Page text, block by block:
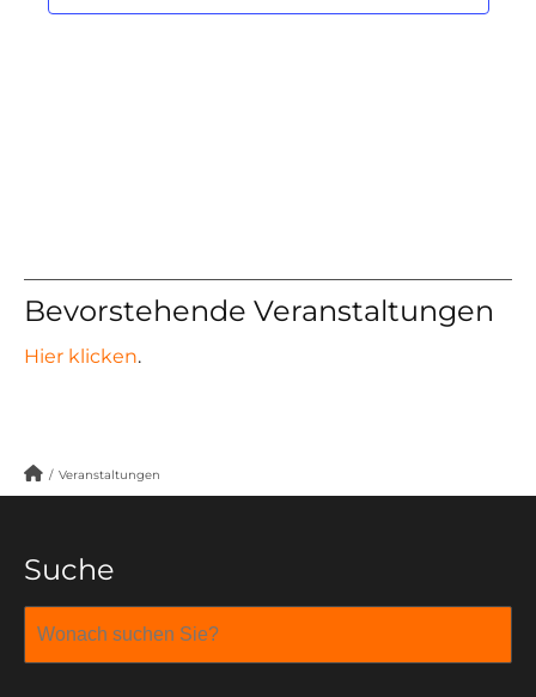
Bevorstehende Veranstaltungen
Hier klicken.
/ Veranstaltungen
Suche